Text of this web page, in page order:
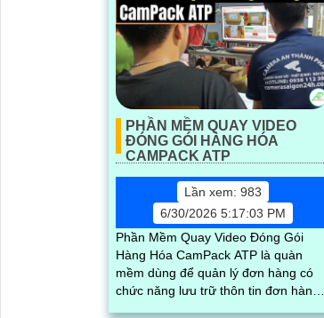
PHẦN MỀM QUAY VIDEO
ĐÓNG GÓI HÀNG HÓA
CAMPACK ATP
Lần xem: 983
6/30/2026 5:17:03 PM
Phần Mềm Quay Video Đóng Gói
Hàng Hóa CamPack ATP là quàn
mềm dùng để quản lý đơn hàng có
chức năng lưu trữ thôn tin đơn hàng,